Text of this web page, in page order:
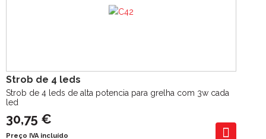
Strob de 4 leds
Strob de 4 leds de alta potencia para grelha com 3w cada
led
30,75 €
Preço IVA incluído